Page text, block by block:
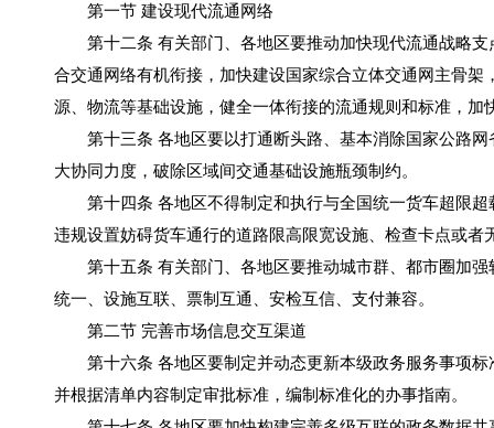
第一节 建设现代流通网络
第十二条 有关部门、各地区要推动加快现代流通战略支
合交通网络有机衔接，加快建设国家综合立体交通网主骨
源、物流等基础设施，健全一体衔接的流通规则和标准，加
第十三条 各地区要以打通断头路、基本消除国家公路网
大协同力度，破除区域间交通基础设施瓶颈制约。
第十四条 各地区不得制定和执行与全国统一货车超限超
违规设置妨碍货车通行的道路限高限宽设施、检查卡点或
第十五条 有关部门、各地区要推动城市群、都市圈加强
统一、设施互联、票制互通、安检互信、支付兼容。
第二节 完善市场信息交互渠道
第十六条 各地区要制定并动态更新本级政务服务事项标
并根据清单内容制定审批标准，编制标准化的办事指南。